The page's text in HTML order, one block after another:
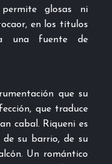
glosas ni
en los títulos
una fuente de
que su
que traduce
cabal. Riqueni es
su barrio, de su
Un romántico